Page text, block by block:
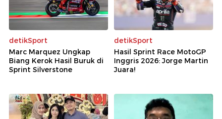
detikSport
Marc Marquez Ungkap
Biang Kerok Hasil Buruk di
Sprint Silverstone
detikSport
Hasil Sprint Race MotoGP
Inggris 2026: Jorge Martin
Juara!